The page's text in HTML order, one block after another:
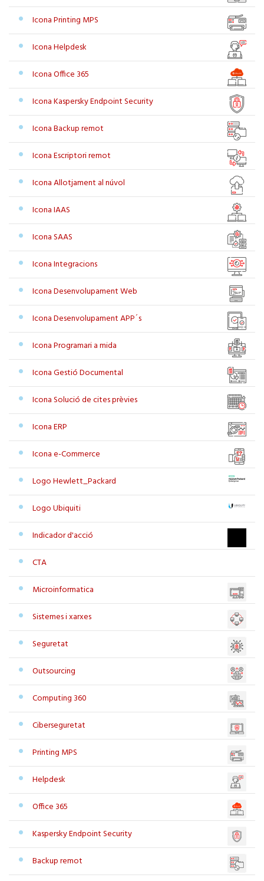
Icona Printing MPS
Icona Helpdesk
Icona Office 365
Icona Kaspersky Endpoint Security
Icona Backup remot
Icona Escriptori remot
Icona Allotjament al núvol
Icona IAAS
Icona SAAS
Icona Integracions
Icona Desenvolupament Web
Icona Desenvolupament APP´s
Icona Programari a mida
Icona Gestió Documental
Icona Solució de cites prèvies
Icona ERP
Icona e-Commerce
Logo Hewlett_Packard
Logo Ubiquiti
Indicador d'acció
CTA
Microinformatica
Sistemes i xarxes
Seguretat
Outsourcing
Computing 360
Ciberseguretat
Printing MPS
Helpdesk
Office 365
Kaspersky Endpoint Security
Backup remot